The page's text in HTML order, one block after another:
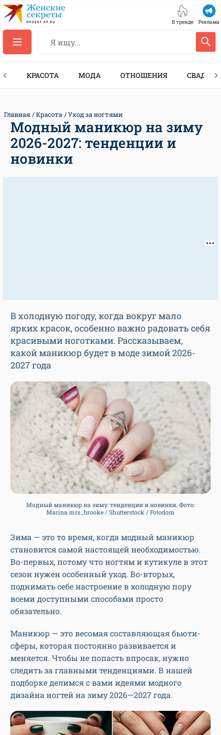
В тренде Реклама
КРАСОТА МОДА ОТНОШЕНИЯ СВАДЬБА
Главная Красота Уход за ногтями
Модный маникюр на зиму
2026-2027: тенденции и
новинки
В холодную погоду, когда вокруг мало
ярких красок, особенно важно радовать себя
красивыми ноготками. Рассказываем,
какой маникюр будет в моде зимой 2026-
2027 года
Модный маникюр на зиму: тенденции и новинки. Фото:
Marina mrs_brooke / Shutterstock / Fotodom
Зима — это то время, когда модный маникюр
становится самой настоящей необходимостью.
Во-первых, потому что ногтям и кутикуле в этот
сезон нужен особенный уход. Во-вторых,
поднимать себе настроение в холодную пору
всеми доступными способами просто
обязательно.
Маникюр — это весомая составляющая бьюти-
сферы, которая постоянно развивается и
меняется. Чтобы не попасть впросак, нужно
следить за главными тенденциями. В нашей
подборке делимся с вами идеями модного
дизайна ногтей на зиму 2026—2027 года.